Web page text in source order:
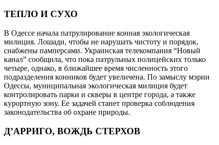
ТЕПЛО И СУХО
В Одессе начала патрулирование конная экологическая
милиция. Лошади, чтобы не нарушать чистоту и порядок,
снабжены памперсами. Украинская телекомпания “Новый
канал” сообщила, что пока патрульных полицейских только
четыре, однако, в ближайшее время численность этого
подразделения конников будет увеличена. По замыслу мэрии
Одессы, муниципальная экологическая милиция будет
контролировать парки и скверы в центре города, а также
курортную зону. Ее задачей станет проверка соблюдения
законодательства об охране природы.
Д’АРРИГО, ВОЖДЬ СТЕРХОВ